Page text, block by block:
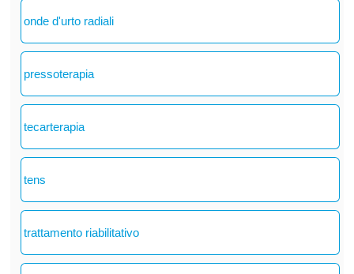
onde d'urto radiali
pressoterapia
tecarterapia
tens
trattamento riabilitativo